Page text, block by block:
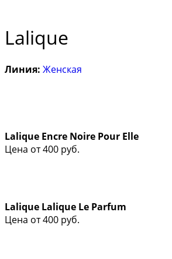
Lalique
Линия: Женская
Lalique Encre Noire Pour Elle
Цена от400 руб.
Lalique Lalique Le Parfum
Цена от400 руб.